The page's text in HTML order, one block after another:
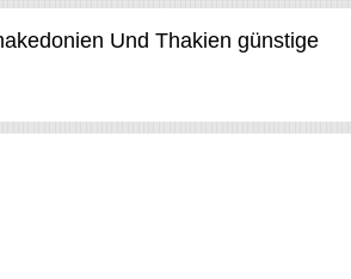
Und Thakien günstige